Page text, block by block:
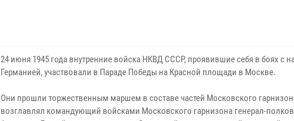
24 июня 1945 года внутренние войска НКВД СССР, проявившие себя в боях с
Германией, участвовали в Параде Победы на Красной площади в Москве.
Они прошли торжественным маршем в составе частей Московского
возглавлял командующий войсками Московского гарнизона генерал-